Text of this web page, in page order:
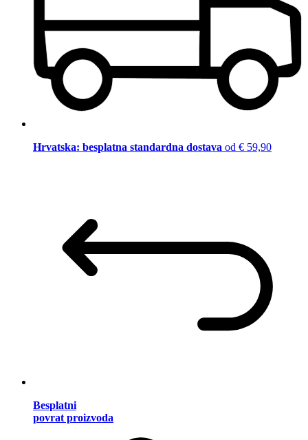
Hrvatska: besplatna standardna dostava od € 59,90
Besplatni
povrat proizvoda